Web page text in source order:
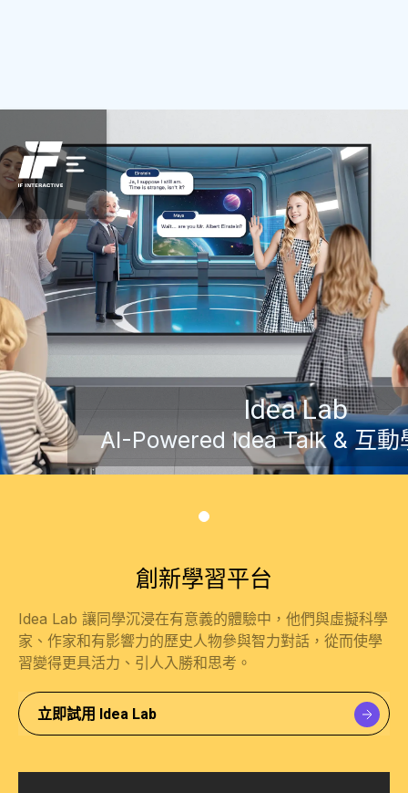
Idea Lab
AI-Powered Idea Talk & 互動
立即試用 Idea Lab
創新學習平台
Idea Lab 讓同學沉浸在有意義的體驗中，他們與虛擬科學
家、作家和有影響力的歷史人物參與智力對話，從而使學
習變得更具活力、引人入勝和思考。
立即試用 Idea Lab